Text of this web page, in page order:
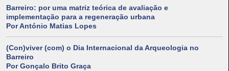
Barreiro: por uma matriz teórica de avaliação e
implementação para a regeneração urbana
Por António Matias Lopes
(Con)viver (com) o Dia Internacional da Arqueologia no
Barreiro
Por Gonçalo Brito Graça